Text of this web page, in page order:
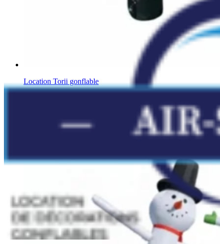
Location Torii gonflable